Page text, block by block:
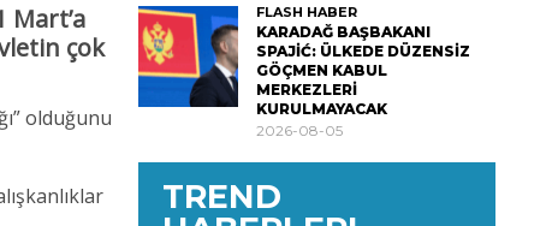
çok
olduğunu
FLASH HABER
KARADAĞ BAŞBAKANI
SPAJİĆ: ÜLKEDE DÜZENSİZ
GÖÇMEN KABUL
MERKEZLERİ
KURULMAYACAK
2026-08-05
TREND